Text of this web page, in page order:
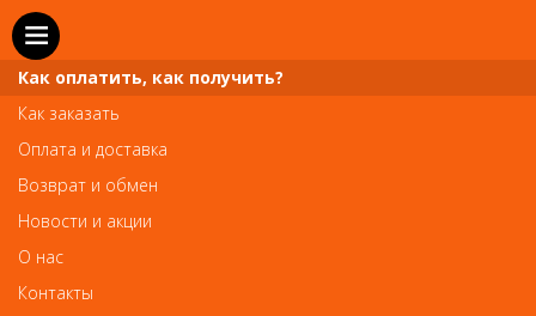
Как оплатить, как получить?
Как заказать
Оплата и доставка
Возврат и обмен
Новости и акции
О нас
Контакты